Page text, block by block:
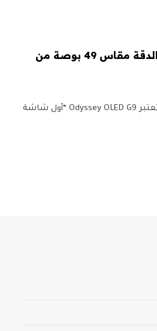
من المحتمل أن تكون شاشة الألعاب OLED فائقة الدقة مقاس 49 بوصة من
تستعد Samsung لإصدار شاشة ألعاب OLED مقاس 49 بوصة. تعتبر Odyssey OLED G9 “أول شاشة